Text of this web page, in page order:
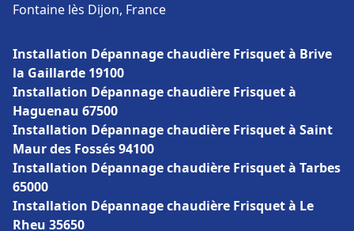
Fontaine lès Dijon, France
Installation Dépannage chaudière Frisquet à Brive
la Gaillarde 19100
Installation Dépannage chaudière Frisquet à
Haguenau 67500
Installation Dépannage chaudière Frisquet à Saint
Maur des Fossés 94100
Installation Dépannage chaudière Frisquet à Tarbes
65000
Installation Dépannage chaudière Frisquet à Le
Rheu 35650